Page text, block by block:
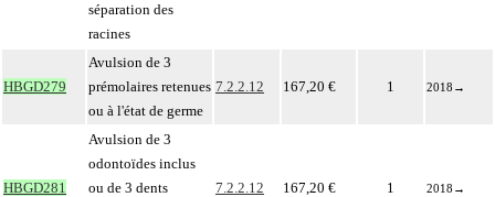
séparation des
racines
HBGD279
Avulsion de 3
prémolaires retenues
ou à l'état de germe
7.2.2.12 167,20 € 1 2018 →
HBGD281
Avulsion de 3
odontoïdes inclus
ou de 3 dents
7.2.2.12 167,20 € 1 2018 →